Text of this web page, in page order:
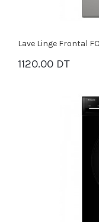
Lave Linge Frontal
1120.00 DT
PANIER